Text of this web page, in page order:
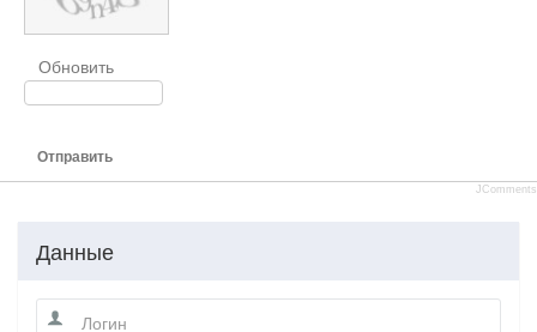
Обновить
Отправить
JComments
Данные